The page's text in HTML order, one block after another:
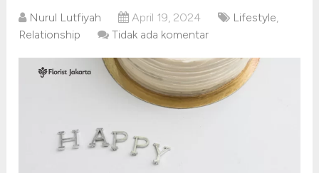
Nurul Lutfiyah April 19, 2024 Lifestyle
Relationship
Tidak ada komentar